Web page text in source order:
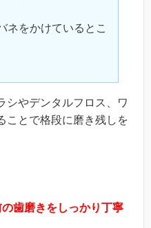
ネをかけているとこ
シやデンタルフロス、ワ
ことで格段に磨き残しを
歯磨きをしっかり丁寧